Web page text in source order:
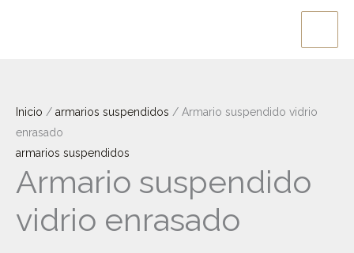
Inicio / armarios suspendidos / Armario suspendido vidrio
enrasado
armarios suspendidos
Armario suspendido
vidrio enrasado